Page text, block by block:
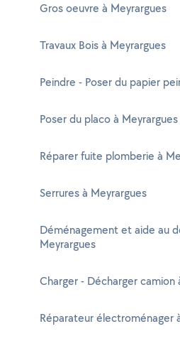
Gros oeuvre à Meyrargues
Travaux Bois à Meyrargues
Peindre - Poser du papier
Poser du placo à Meyrargues
Réparer fuite plomberie à
Serrures à Meyrargues
Déménagement et aide au
Meyrargues
Charger - Décharger camion
Réparateur électroménager